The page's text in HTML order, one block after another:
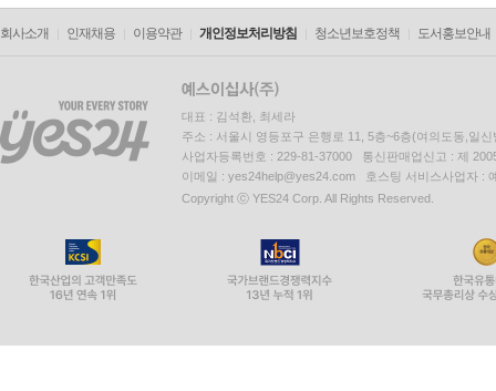
회사소개 인재채용 이용약관 개인정보처리방침 청소년보호정책 도서홍보안내
대표 : 김석환, 최세라
주소 : 서울시 영등포구 은행로 11, 5층~6층(여의도동,일신
사업자등록번호 : 229-81-37000 통신판매업신고 : 제
이메일 : yes24help@yes24.com 호스팅 서비스사업자 :
Copyright ⓒ YES24 Corp. All Rights Reserved.